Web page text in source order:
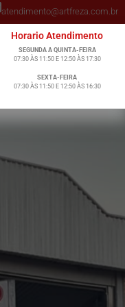
atendimento@artfreza.com.br
Horario Atendimento
SEGUNDA A QUINTA-FEIRA
07:30 ÀS 11:50 E 12:50 ÀS 17:30
SEXTA-FEIRA
07:30 ÀS 11:50 E 12:50 ÀS 16:30